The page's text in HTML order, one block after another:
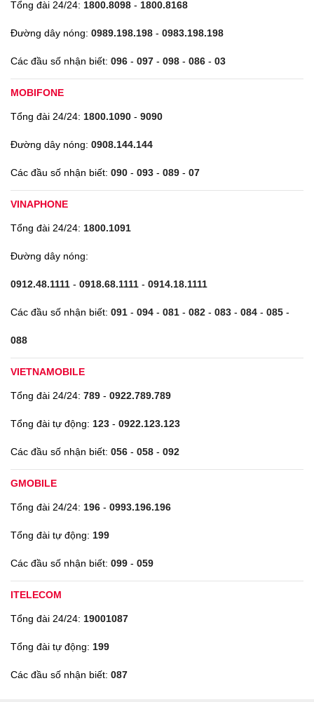
Tổng đài 24/24: 1800.8098 - 1800.8168
Đường dây nóng: 0989.198.198 - 0983.198.198
Các đầu số nhận biết: 096 - 097 - 098 - 086 - 03
MOBIFONE
Tổng đài 24/24: 1800.1090 - 9090
Đường dây nóng: 0908.144.144
Các đầu số nhận biết: 090 - 093 - 089 - 07
VINAPHONE
Tổng đài 24/24: 1800.1091
Đường dây nóng:
0912.48.1111 - 0918.68.1111 - 0914.18.1111
Các đầu số nhận biết: 091 - 094 - 081 - 082 - 083 - 084 - 085 -
088
VIETNAMOBILE
Tổng đài 24/24: 789 - 0922.789.789
Tổng đài tự động: 123 - 0922.123.123
Các đầu số nhận biết: 056 - 058 - 092
GMOBILE
Tổng đài 24/24: 196 - 0993.196.196
Tổng đài tự động: 199
Các đầu số nhận biết: 099 - 059
ITELECOM
Tổng đài 24/24: 19001087
Tổng đài tự động: 199
Các đầu số nhận biết: 087